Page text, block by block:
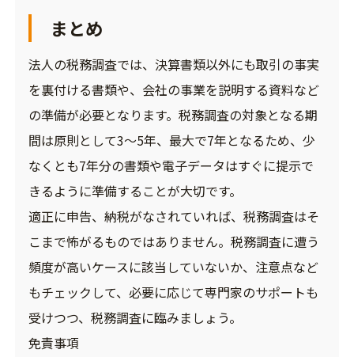
まとめ
法人の税務調査では、決算書類以外にも取引の事実
を裏付ける書類や、会社の事業を説明する資料など
の準備が必要となります。税務調査の対象となる期
間は原則として3～5年、最大で7年となるため、少
なくとも7年分の書類や電子データはすぐに提示で
きるように準備することが大切です。
適正に申告、納税がなされていれば、税務調査はそ
こまで怖がるものではありません。税務調査に遭う
頻度が高いケースに該当していないか、注意点など
もチェックして、必要に応じて専門家のサポートも
受けつつ、税務調査に臨みましょう。
免責事項